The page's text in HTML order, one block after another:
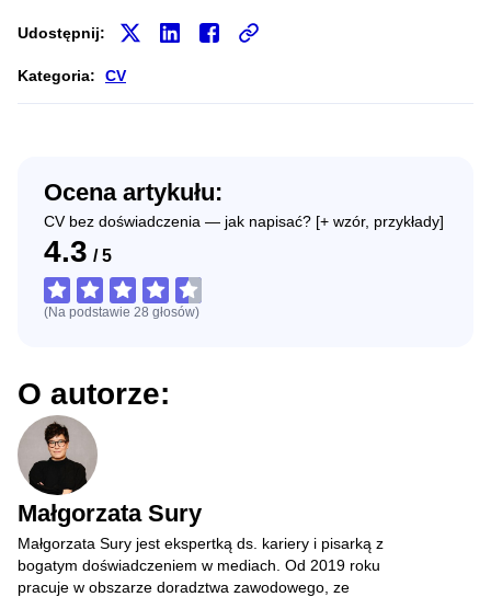
Udostępnij:
Kategoria: CV
Ocena artykułu:
CV bez doświadczenia — jak napisać? [+ wzór, przykłady]
4.3 / 5
(Na podstawie 28 głosów)
O autorze:
Małgorzata Sury
Małgorzata Sury jest ekspertką ds. kariery i pisarką z
bogatym doświadczeniem w mediach. Od 2019 roku
pracuje w obszarze doradztwa zawodowego, ze